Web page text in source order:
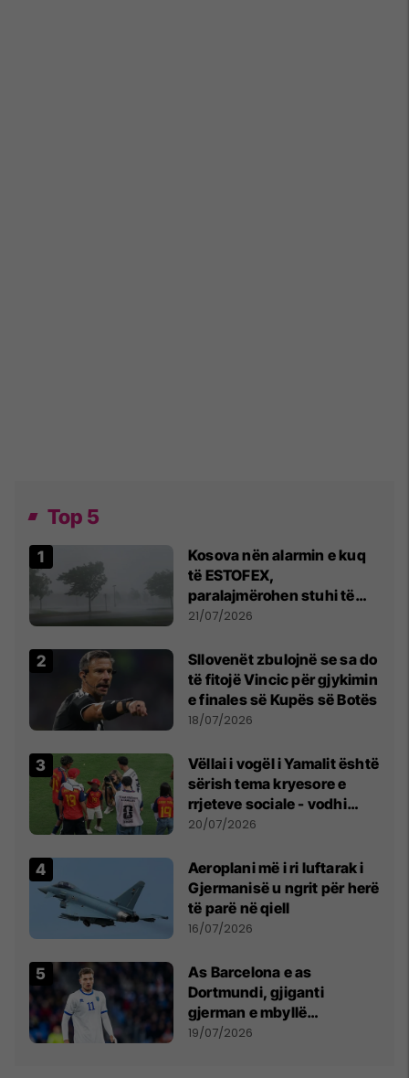
Top 5
Kosova nën alarmin e kuq
të ESTOFEX,
paralajmërohen stuhi të
fuqishme me breshër dhe
21/07/2026
Sllovenët zbulojnë se sa do
të fitojë Vincic për gjykimin
e finales së Kupës së Botës
18/07/2026
Vëllai i vogël i Yamalit është
sërish tema kryesore e
rrjeteve sociale - vodhi
vëmendjen pas finales së
20/07/2026
Aeroplani më i ri luftarak i
Gjermanisë u ngrit për herë
të parë në qiell
16/07/2026
As Barcelona e as
Dortmundi, gjiganti
gjerman e mbyllë
marrëveshjen për Fisnik
19/07/2026